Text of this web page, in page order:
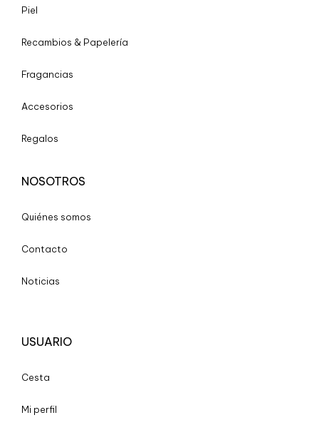
Piel
Recambios & Papelería
Fragancias
Accesorios
Regalos
NOSOTROS
Quiénes somos
Contacto
Noticias
USUARIO
Cesta
Mi perfil